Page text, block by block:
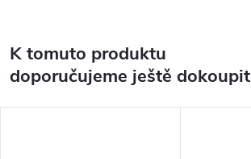
K tomuto produktu
doporučujeme ještě dokoupit